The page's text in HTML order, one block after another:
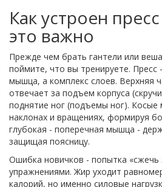
Как устроен
это важно
Прежде чем брать гантели или
поймите, что вы тренируете.
мышца, а комплекс слоев. Верхняя
отвечает за подъем корпуса
поднятие ног (подъемы ног).
наклонах и вращениях, формируя
глубокая - поперечная мышца -
защищая поясницу.
Ошибка новичков - попытка «сжечь
упражнениями. Жир уходит
калорий, но именно силовые